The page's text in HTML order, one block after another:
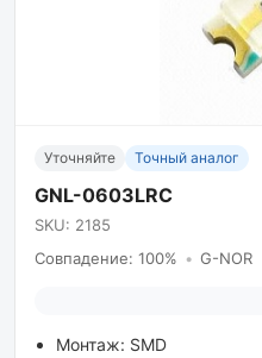
Уточняйте Точный аналог
GNL-0603LRC
SKU: 2185
Совпадение: 100% • G-NOR
Монтаж: SMD